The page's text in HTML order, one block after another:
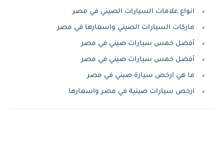
انواع علامات السيارات الصيني في مصر
ماركات السيارات الصيني واسعارها في مصر
أفضل خمس سيارات صيني في مصر
أفضل خمس سيارات صيني في مصر
ما هي ارخص سيارة صيني في مصر
ارخص سيارات صينية في مصر واسعارها